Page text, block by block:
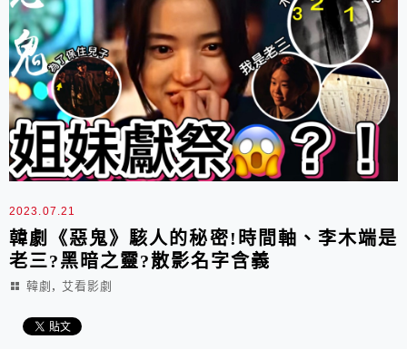
2023.07.21
韓劇《惡鬼》駭人的秘密!時間軸、李木端是
老三?黑暗之靈?散影名字含義
韓劇 , 艾看影劇